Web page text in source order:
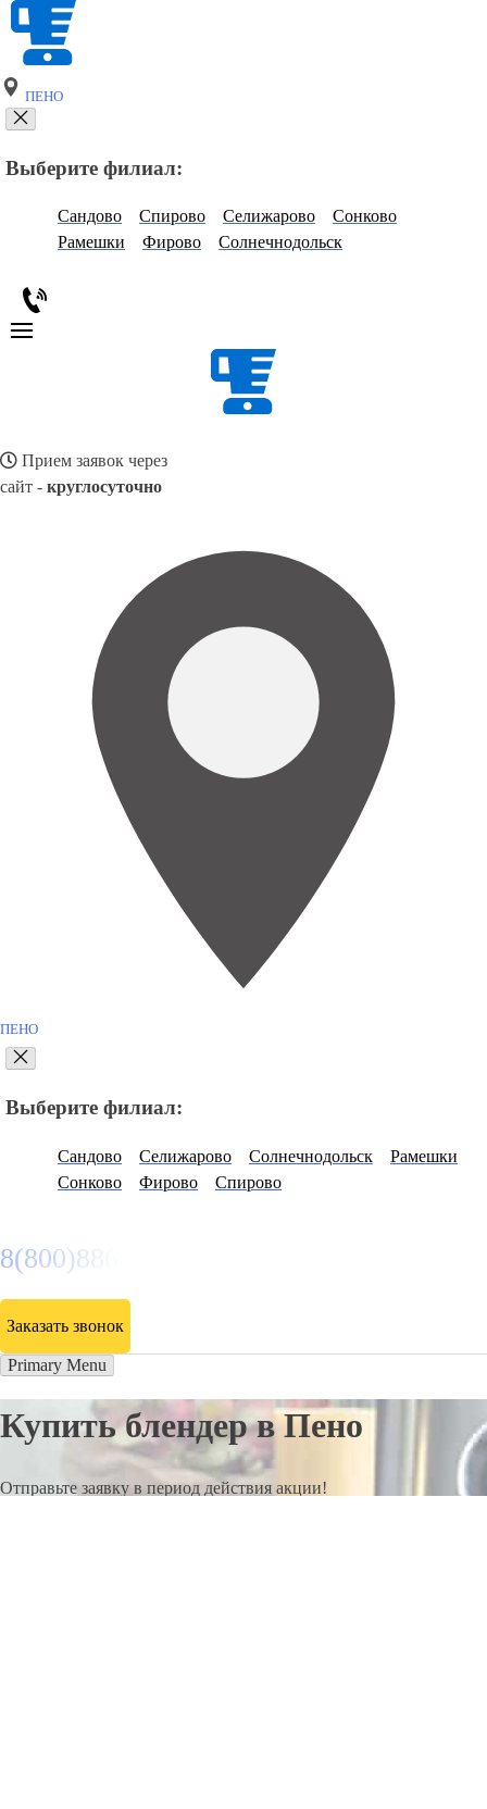
ПЕНО
Выберите филиал:
Сандово Спирово Селижарово
Сонково
Рамешки
Фирово Солнечнодольск
Прием заявок через
сайт - круглосуточно
ПЕНО
Выберите филиал:
Сандово Селижарово Солнечнодольск
Рамешки
Сонково
Фирово Спирово
8(800)886486
Заказать звонок
Primary Menu
Купить блендер в Пено
Отправьте заявку в период действия акции!